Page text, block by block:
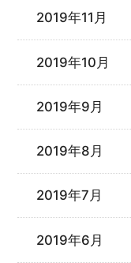
2019年11月
2019年10月
2019年9月
2019年8月
2019年7月
2019年6月